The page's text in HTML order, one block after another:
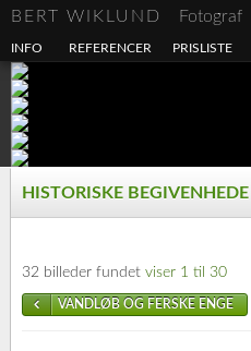
BERT WIKLUND Fotograf
INFO REFERENCER PRISLISTE
32 billeder fundet viser 1 til 30
VANDLØB OG FERSKE ENGE